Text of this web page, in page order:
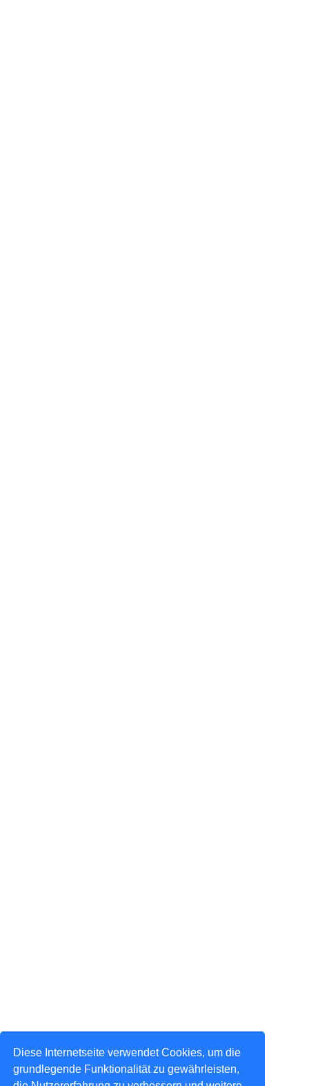
Diese Internetseite verwendet Cookies, um die
grundlegende Funktionalität zu gewährleisten,